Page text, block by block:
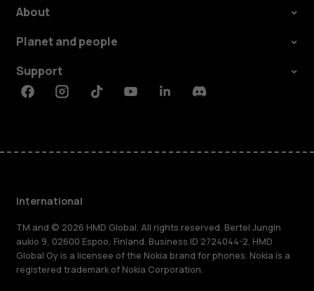
About
Planet and people
Support
FacebookInstagramTiktokYoutubeLinkedinDiscord
International
TM and © 2026 HMD Global. All rights reserved. Bertel Jungin
aukio 9, 02600 Espoo, Finland. Business ID 2724044-2. HMD
Global Oy is a licensee of the Nokia brand for phones. Nokia is a
registered trademark of Nokia Corporation.